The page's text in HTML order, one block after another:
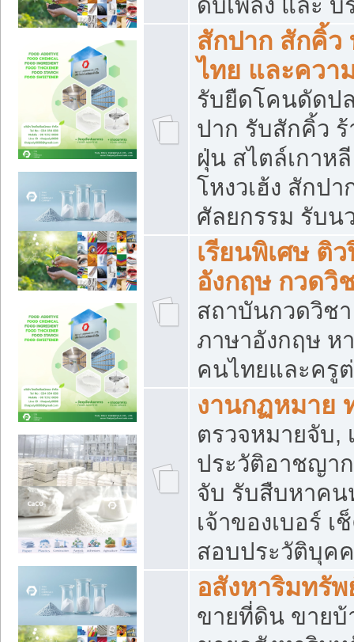
ดับเพลิง และ
สักปาก สักคิ้
ไทย และควา
รับยืดโคนดัดป
ปาก รับสักคิ้ว
ฝุ่น สไตล์เกาห
โหงวเฮ้ง สักป
ศัลยกรรม รับน
เรียนพิเศษ ติ
อังกฤษ กวดวิ
สถาบันกวดวิช
ภาษาอังกฤษ ห
คนไทยและครู
งานกฏหมาย
ตรวจหมายจับ,
ประวัติอาชญา
จับ รับสืบหาคน
เจ้าของเบอร์
สอบประวัติบุค
อสังหาริมทรัพ
ขายที่ดิน ขายบ้